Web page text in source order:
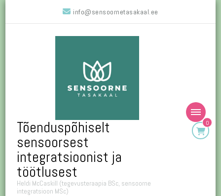
info@sensoornetasakaal.ee
Tõenduspõhiselt
sensoorsest
integratsioonist ja
töötlusest
Heldi McCaskill (tegevusteraapia BSc, sensoorne
integratsioon MSc)
0